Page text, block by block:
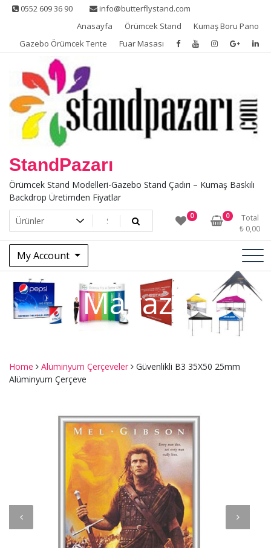
Skip 0552 609 36 90
info@butterflystand.com
Anasayfa
Örümcek Stand
Kumaş Boru Pano
Gazebo Örümcek Tente
Fuar Masası
StandPazarı
Örümcek Stand Modelleri-Gazebo Stand Çadırı – Kumaş Baskılı
Backdrop Üretimden Fiyatlar
0 0
Total
₺ 0,00
My Account
Mağaza
Home Alüminyum Çerçeveler
Güvenlikli B3 35X50 25mm
Alüminyum Çerçeve